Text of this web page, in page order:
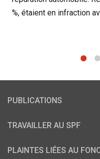
%, étaient en infraction
PUBLICATIONS
TRAVAILLER AU SPF
PLAINTES LIÉES AU